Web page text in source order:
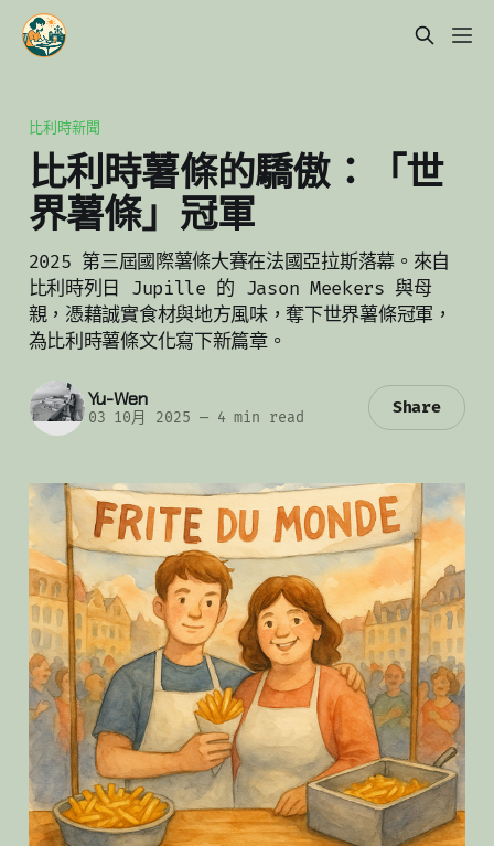
比利時新聞
比利時薯條的驕傲：「世
界薯條」冠軍
2025 第三屆國際薯條大賽在法國亞拉斯落幕。來自
比利時列日 Jupille 的 Jason Meekers 與母
親，憑藉誠實食材與地方風味，奪下世界薯條冠軍，
為比利時薯條文化寫下新篇章。
Yu-Wen
03 10月 2025 —4 min read
Share